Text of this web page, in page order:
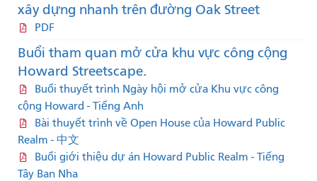
xây dựng nhanh trên đường Oak Street
PDF
Buổi tham quan mở cửa khu vực công cộng
Howard Streetscape.
Buổi thuyết trình Ngày hội mở cửa Khu vực công
cộng Howard - Tiếng Anh
Bài thuyết trình về Open House của Howard Public
Realm - 中文
Buổi giới thiệu dự án Howard Public Realm - Tiếng
Tây Ban Nha